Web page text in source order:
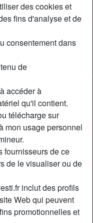
des cookies et
fins d'analyse et de
consentement dans
de
accéder à
qu'il contient.
télécharge sur
mon usage personnel
fournisseurs de ce
de le visualiser ou de
inclut des profils
Web qui peuvent
promotionnelles et
Ségolène21
35
France
Charente
Transexuelle
Bisexuel(le)
Brunette
Brun
67 Kg